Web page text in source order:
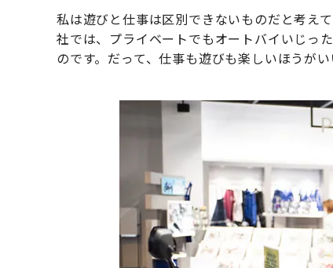
私は遊びと仕事は区別できないものだと考え
社では、プライベートでもオートバイいじっ
のです。だって、仕事も遊びも楽しいほうが